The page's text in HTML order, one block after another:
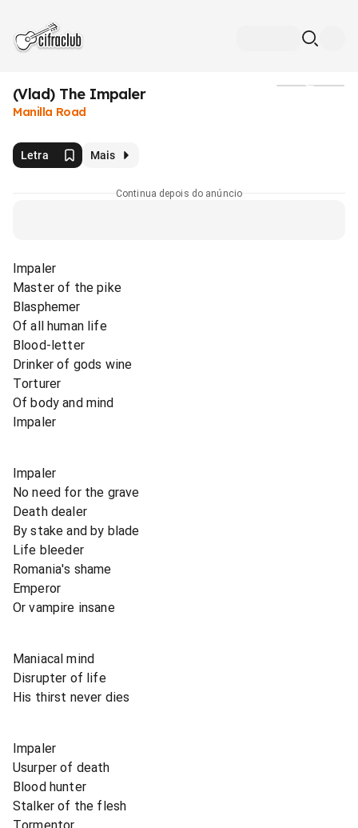
(Vlad) The Impaler
Manilla Road
Letra Mais
Continua depois do anúncio
Impaler
Master of the pike
Blasphemer
Of all human life
Blood-letter
Drinker of gods wine
Torturer
Of body and mind
Impaler
Impaler
No need for the grave
Death dealer
By stake and by blade
Life bleeder
Romania's shame
Emperor
Or vampire insane
Maniacal mind
Disrupter of life
His thirst never dies
Impaler
Usurper of death
Blood hunter
Stalker of the flesh